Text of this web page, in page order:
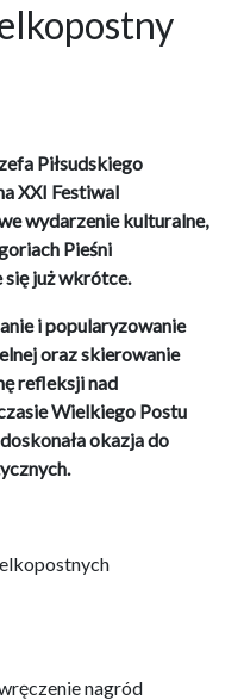
Piłsudskiego
XXI Festiwal
wydarzenie kulturalne,
Pieśni
już wkrótce.
i popularyzowanie
oraz skierowanie
refleksji nad
Wielkiego Postu
okazja do
nagród